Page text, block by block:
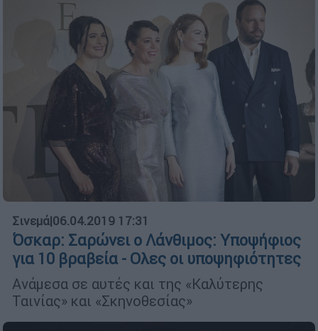
Σινεμά|06.04.2019 17:31
Όσκαρ: Σαρώνει ο Λάνθιμος: Υποψήφιος
για 10 βραβεία - Ολες οι υποψηφιότητες
Aνάμεσα σε αυτές και της «Καλύτερης
Ταινίας» και «Σκηνοθεσίας»